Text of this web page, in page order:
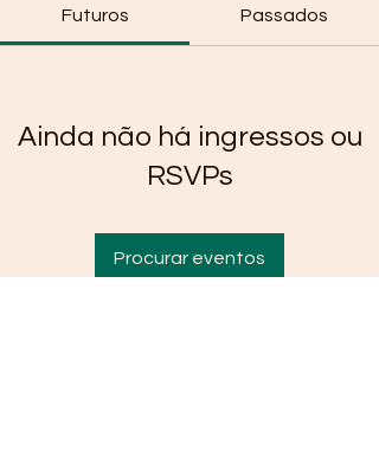
Futuros Passados
Ainda não há ingressos ou
RSVPs
Procurar eventos